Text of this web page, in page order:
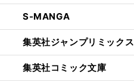
S-MANGA
集英社ジャンプリミックス
集英社コミック文庫